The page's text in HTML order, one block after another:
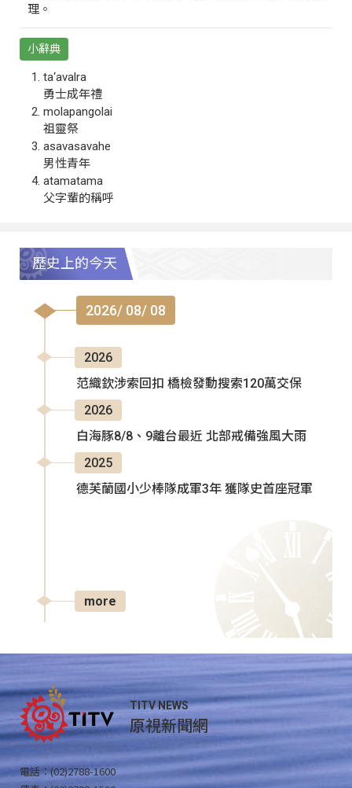
理。
小辭典
ta‘avalra
勇士成年禮
molapangolai
祖靈祭
asavasavahe
男性青年
atamatama
父字輩的稱呼
歷史上的今天
2026/ 08/ 08
2026
范織欽涉索回扣 橋檢發動搜索120萬交保
2026
白海豚8/8、9離台最近 北部戒備強風大雨
2025
德芙蘭國小少棒隊成軍3年 獲隊史首座冠軍
more
TITV NEWS
原視新聞網
電話：(02)2788-1600